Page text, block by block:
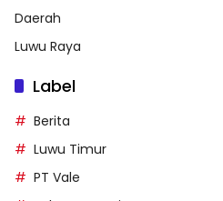
Daerah
Luwu Raya
Label
Berita
Luwu Timur
PT Vale